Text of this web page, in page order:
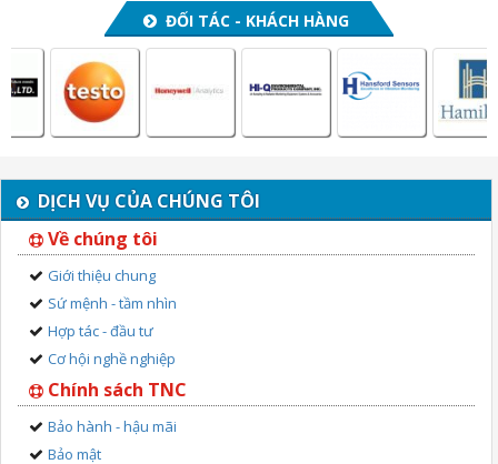
ĐỐI TÁC - KHÁCH HÀNG
DỊCH VỤ CỦA CHÚNG TÔI
Về chúng tôi
Giới thiệu chung
Sứ mệnh - tầm nhìn
Hợp tác - đầu tư
Cơ hội nghề nghiệp
Chính sách TNC
Bảo hành - hậu mãi
Bảo mật